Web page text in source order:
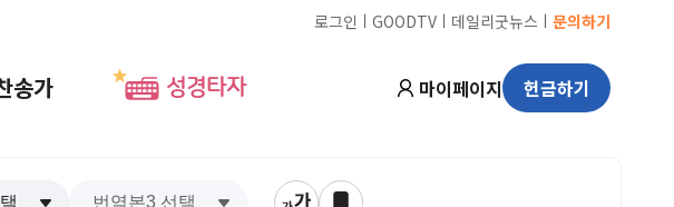
로그인 ㅣ GOODTV ㅣ 데일리굿뉴스 ㅣ 문의하기
송가 성경타자 마이페이지 헌금하기